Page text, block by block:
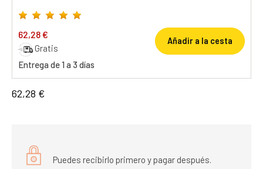
62,28 €
Gratis
Entrega de 1 a 3 días
Añadir a la cesta
62,28 €
Puedes recibirlo primero y pagar después.